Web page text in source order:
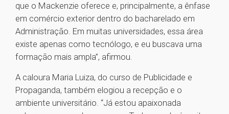
que o Mackenzie oferece e, principalmente, a ênfase
em comércio exterior dentro do bacharelado em
Administração. Em muitas universidades, essa área
existe apenas como tecnólogo, e eu buscava uma
formação mais ampla”, afirmou.
A caloura Maria Luiza, do curso de Publicidade e
Propaganda, também elogiou a recepção e o
ambiente universitário. “Já estou apaixonada